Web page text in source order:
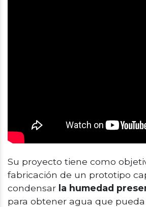
Su proyecto tiene como
fabricación de un prototipo
condensar la humedad
para obtener agua que